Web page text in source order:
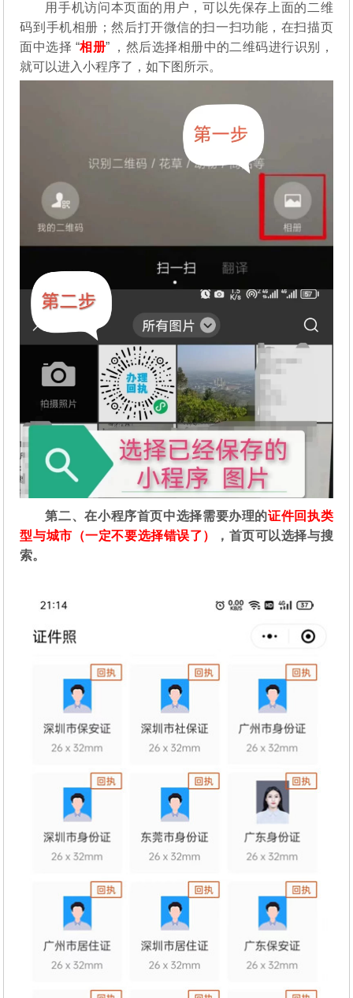
用手机访问本页面的用户，可以先保存上面的二维
码到手机相册；然后打开微信的扫一扫功能，在扫描页
面中选择 “相册” ，然后选择相册中的二维码进行识别，
就可以进入小程序了，如下图所示。
第二、在小程序首页中选择需要办理的证件回执类
型与城市（一定不要选择错误了）
，首页可以选择与搜
索。